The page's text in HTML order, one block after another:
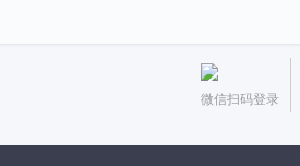
微信扫码登录